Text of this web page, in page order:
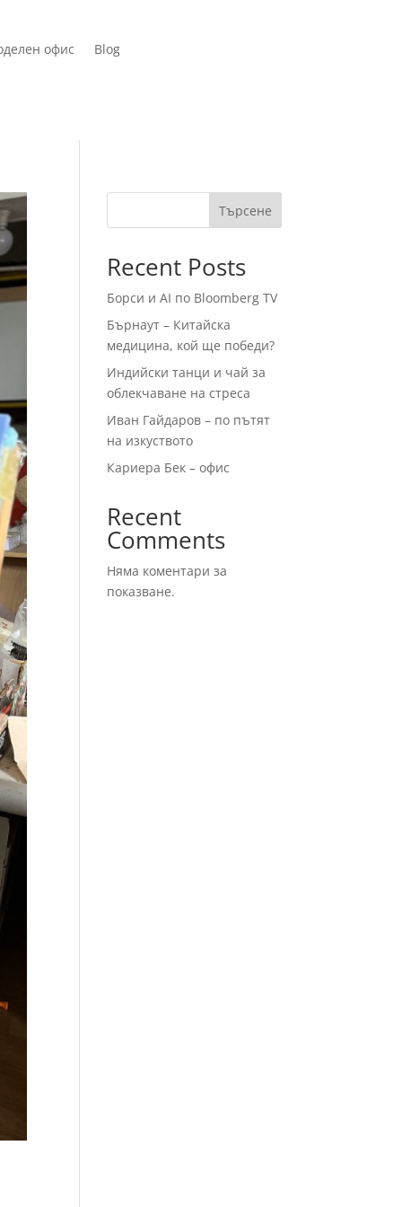
офис Blog
Търсене
Recent Posts
Борси и AI по Bloomberg TV
Бърнаут – Китайска
медицина, кой ще победи?
Индийски танци и чай за
облекчаване на стреса
Иван Гайдаров – по пътят
на изкуството
Кариера Бек – офис
Recent
Comments
Няма коментари за
показване.